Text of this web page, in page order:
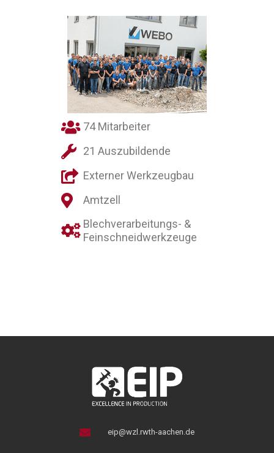
74 Mitarbeiter
21 Auszubildende
Externer Werkzeugbau
Amtzell
Blechverarbeitungs- &
Feinschneidwerkzeuge
eip@wzl.rwth-aachen.de